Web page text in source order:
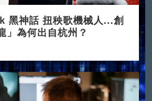
黑神話 扭秧歌機械人...創
」為何出自杭州？